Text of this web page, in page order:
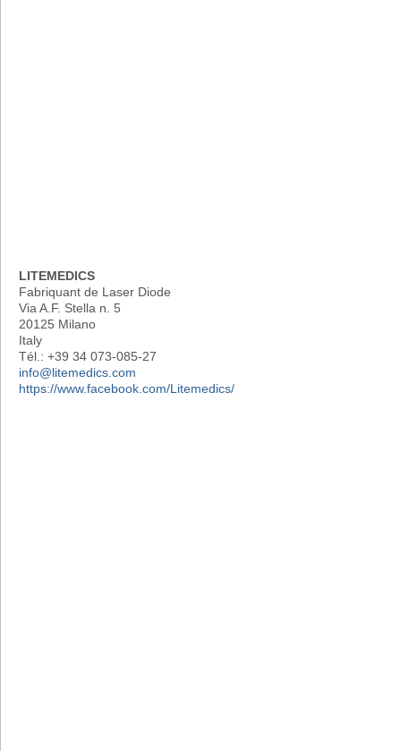
LITEMEDICS
Fabriquant de Laser Diode
Via A.F. Stella n. 5
20125 Milano
Italy
Tél.: +39 34 073-085-27
info@litemedics.com
https://www.facebook.com/Litemedics/